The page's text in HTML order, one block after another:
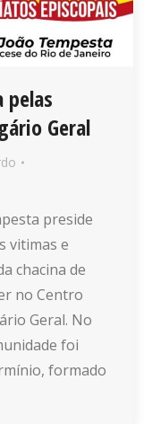
pelas
Geral
preside
vitimas e
chacina de
no Centro
Geral. No
foi
formado